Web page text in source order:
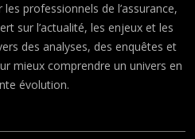
professionnels de l’assurance,
sur l’actualité, les enjeux et les
des analyses, des enquêtes et
mieux comprendre un univers en
évolution.